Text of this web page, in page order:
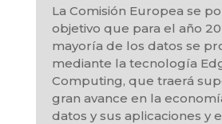
La Comisión Europea se
objetivo que para el año
mayoría de los datos se
mediante la tecnología
Computing, que traerá
gran avance en la
datos y sus aplicaciones y